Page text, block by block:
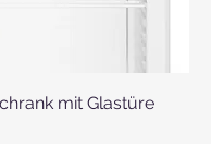
mit Glastüre